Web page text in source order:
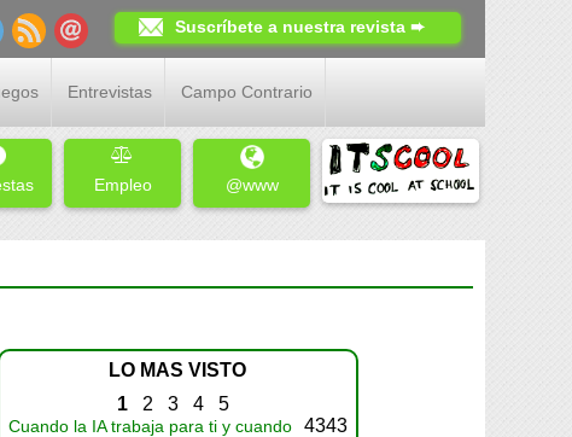
Suscríbete a nuestra revista ➨
Entrevistas Campo Contrario
Empleo @www
LO MAS VISTO
1 2 3 4 5
Cuando la IA trabaja para ti y cuando
4343